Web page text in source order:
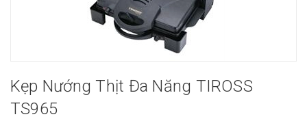
Kẹp Nướng Thịt Đa Năng TIROSS
TS965